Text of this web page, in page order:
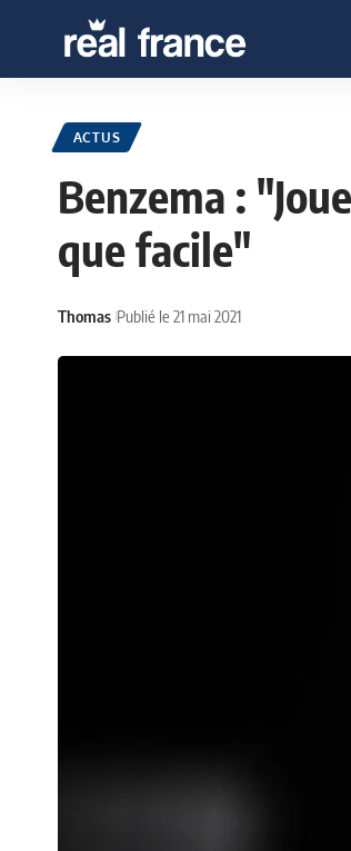
ACTUS
Benzema :
que facile"
Thomas Publié le 21 mai 2021